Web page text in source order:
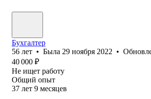
Бухгалтер
56 лет • Была 29 ноября 2022 •
40 000 ₽
Не ищет работу
Общий опыт
37 лет 9 месяцев